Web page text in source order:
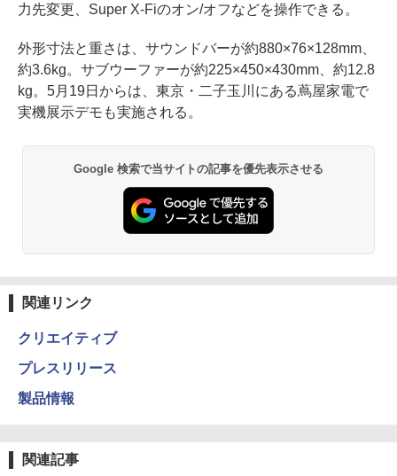
力先変更、Super X-Fiのオン/オフなどを操作できる。
外形寸法と重さは、サウンドバーが約880×76×128mm、
約3.6kg。サブウーファーが約225×450×430mm、約12.8
kg。5月19日からは、東京・二子玉川にある蔦屋家電で
実機展示デモも実施される。
Google 検索で当サイトの記事を優先表示させる
関連リンク
クリエイティブ
プレスリリース
製品情報
関連記事